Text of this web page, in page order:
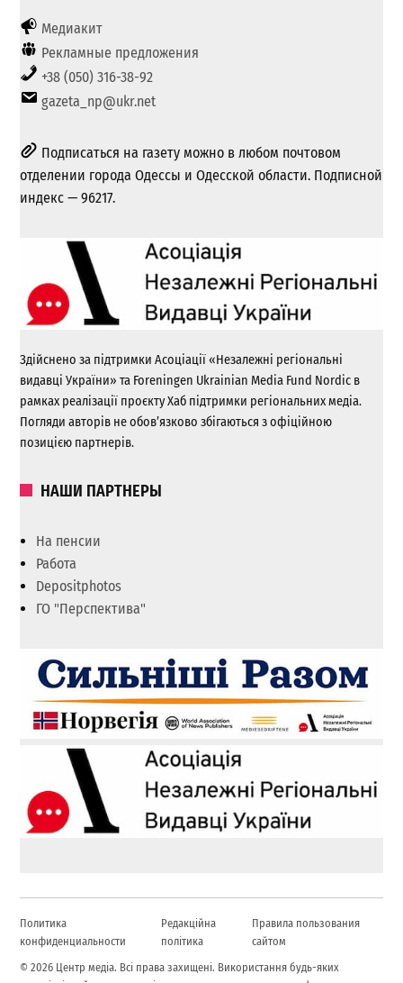
Медиакит
Рекламные предложения
+38 (050) 316-38-92
gazeta_np@ukr.net
Подписаться на газету можно в любом почтовом
отделении города Одессы и Одесской области. Подписной
индекс — 96217.
Здійснено за підтримки Асоціації «Незалежні регіональні
видавці України» та Foreningen Ukrainian Media Fund Nordic в
рамках реалізації проєкту Хаб підтримки регіональних медіа.
Погляди авторів не обов’язково збігаються з офіційною
позицією партнерів.
НАШИ ПАРТНЕРЫ
На пенсии
Работа
Depositphotos
ГО "Перспектива"
Политика
конфиденциальности
Редакційна
політика
Правила пользования
сайтом
© 2026 Центр медіа. Всі права захищені. Використання будь-яких